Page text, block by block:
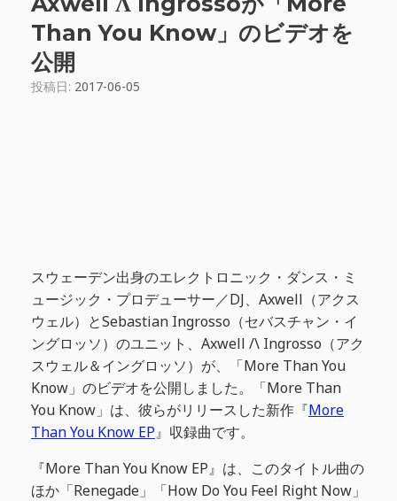
Than You Know」のビデオを
公開
投稿日: 2017-06-05
スウェーデン出身のエレクトロニック・ダンス・ミ
ュージック・プロデューサー／DJ、Axwell（アクス
ウェル）とSebastian Ingrosso（セバスチャン・イ
ングロッソ）のユニット、Axwell /\ Ingrosso（アク
スウェル＆イングロッソ）が、「More Than You
Know」のビデオを公開しました。「More Than
You Know」は、彼らがリリースした新作『More
Than You Know EP』収録曲です。
『More Than You Know EP』は、このタイトル曲の
ほか「Renegade」「How Do You Feel Right Now」